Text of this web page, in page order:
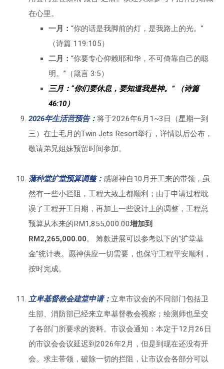
在心里。
一月： “你的话是我脚前的灯，是我路上的光。”
（诗篇 119:105）
二月： “你要专心仰赖耶和华，不可倚靠自己的聪
明。”（箴言 3:5）
三月：“你们要休息，要知道我是神。” （诗篇
46:10）
2026年生活营预告： 将于2026年6月1~3日（星期一到
三）在士毛月的Twin Jets Resort举行，详情以后公布，
敬请弟兄姐妹预留时间参加。
蒲种堂扩堂预算调整： 感谢神自10月开工来的带领，虽
然有一些小拦阻，工程大致上都顺利；由于申请过程耽
误了工程开工日期，再加上一些设计上的调整，工程总
预算从本来的RM1,855,000.00增加到
RM2,265,000.00。 筹款进展可以参考以下的“扩堂基
金”统计表。愿神供应一切需要，也保守工程平安顺利，
按时完成。
立卑基督教会建堂申请： 立卑市议会的不同部门包括卫
生部、消防部已经来立卑基督教会视察；绘测师也呈交
了各部门所要求的资料。市议会通知：本定于12月26日
的市议会会议延迟到2026年2月，但是到现在还没有开
会。求主带领，破除一切的拦阻，让市议会各部分可以